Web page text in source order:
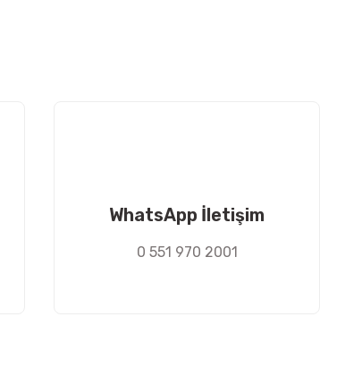
WhatsApp İletişim
0 551 970 2001